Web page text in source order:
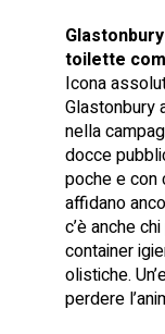
toilette
Icona
Glastonbury
nella
docce
poche e con
affidano
c’è anche
container
olistiche.
perdere